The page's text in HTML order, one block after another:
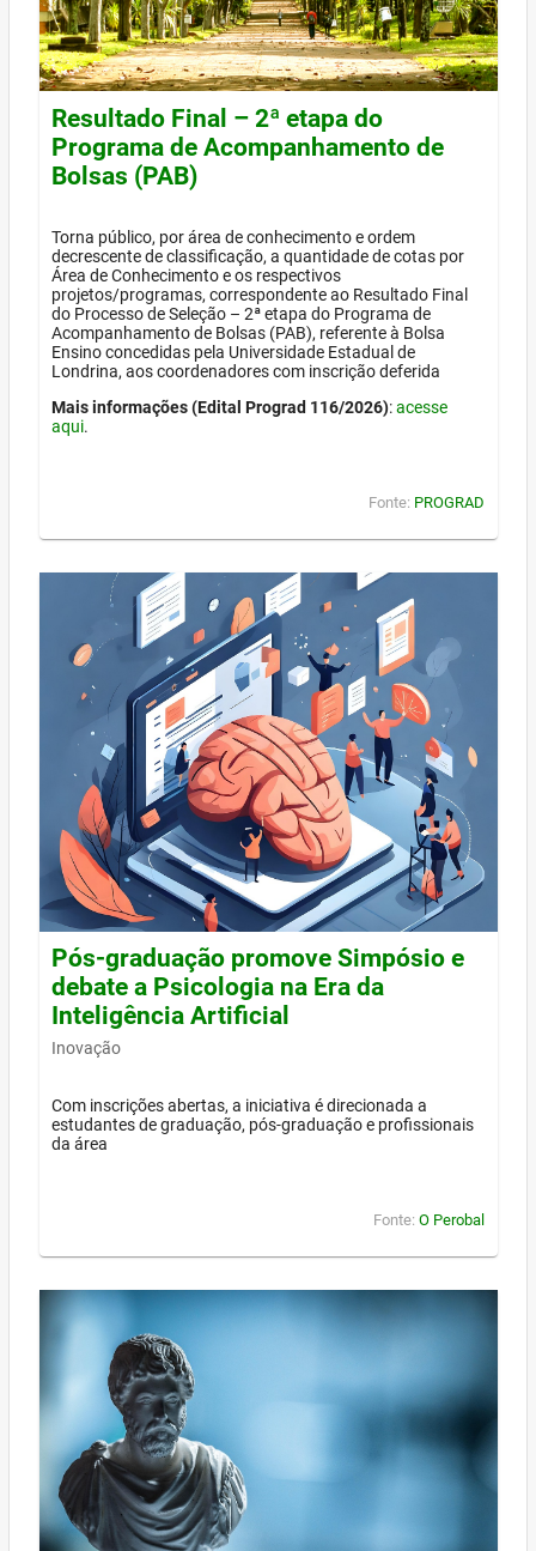
Resultado Final – 2ª etapa do
Programa de Acompanhamento de
Bolsas (PAB)
Torna público, por área de conhecimento e ordem
decrescente de classificação, a quantidade de cotas por
Área de Conhecimento e os respectivos
projetos/programas, correspondente ao Resultado Final
do Processo de Seleção – 2ª etapa do Programa de
Acompanhamento de Bolsas (PAB), referente à Bolsa
Ensino concedidas pela Universidade Estadual de
Londrina, aos coordenadores com inscrição deferida
Mais informações (Edital Prograd 116/2026):acesse
aqui.
Fonte: PROGRAD
Pós-graduação promove Simpósio e
debate a Psicologia na Era da
Inteligência Artificial
Inovação
Com inscrições abertas, a iniciativa é direcionada a
estudantes de graduação, pós-graduação e profissionais
da área
Fonte: O Perobal